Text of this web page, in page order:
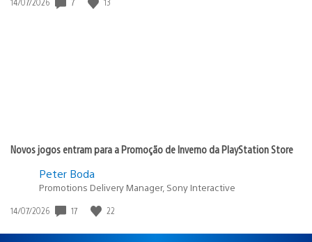
Novos jogos entram para a Promoção de Inverno da PlayStation Store
Peter Boda
Promotions Delivery Manager, Sony Interactive
Data
publicação:
14/07/2026 17 22